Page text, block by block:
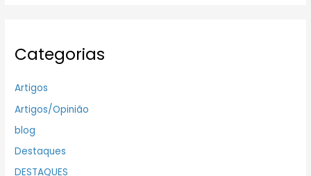
Categorias
Artigos
Artigos/Opinião
blog
Destaques
DESTAQUES